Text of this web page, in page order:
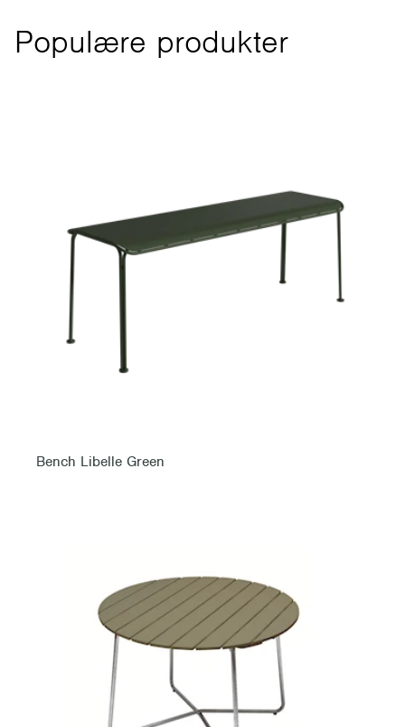
Populære produkter
Bench Libelle Green